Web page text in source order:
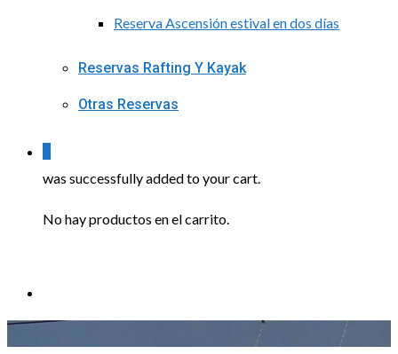
Reserva Ascensión estival en dos días
Reservas Rafting Y Kayak
Otras Reservas
was successfully added to your cart.
No hay productos en el carrito.